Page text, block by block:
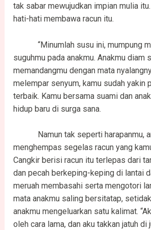
tak sabar mewujudkan impian mulia
hati-hati membawa racun itu.
“Minumlah susu ini, mumpung
suguhmu pada anakmu. Anakmu diam
memandangmu dengan mata
melempar senyum, kamu sudah yakin
terbaik. Kamu bersama suami dan
hidup baru di surga sana.
Namun tak seperti harapanmu,
menghempas segelas racun yang
Cangkir berisi racun itu terlepas dari
dan pecah berkeping-keping di lantai
meruah membasahi serta mengotori
mata anakmu saling bersitatap,
anakmu mengeluarkan satu kalimat.
oleh cara lama, dan aku takkan jatuh di